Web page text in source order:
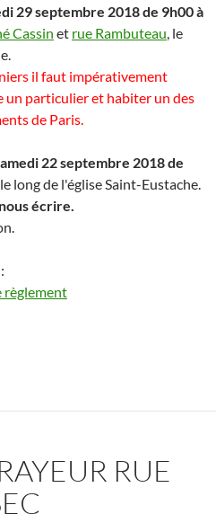
29 septembre 2018 de 9h00 à
Cassin et rue Rambuteau, le
il faut impérativement
particulier et habiter un des
de Paris.
22 septembre 2018 de
le long de l'église Saint-Eustache.
écrire.
règlement
RUE